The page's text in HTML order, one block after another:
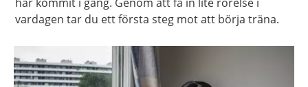
vardagen tar du ett första steg mot att börja träna.